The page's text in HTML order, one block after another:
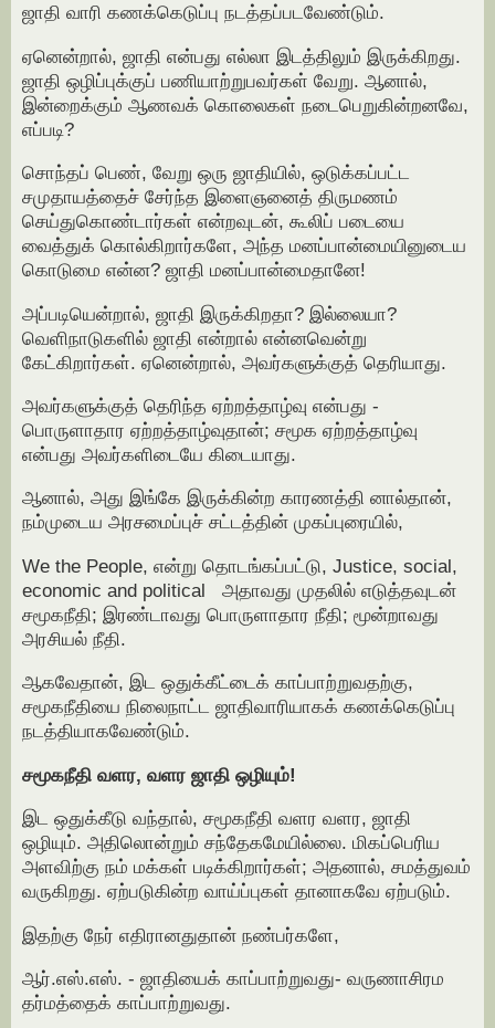
ஜாதி வாரி கணக்கெடுப்பு நடத்தப்படவேண்டும்.
ஏனென்றால், ஜாதி என்பது எல்லா இடத்திலும் இருக்கிறது.
ஜாதி ஒழிப்புக்குப் பணியாற்றுபவர்கள் வேறு. ஆனால்,
இன்றைக்கும் ஆணவக் கொலைகள் நடைபெறுகின்றனவே,
எப்படி?
சொந்தப் பெண், வேறு ஒரு ஜாதியில், ஒடுக்கப்பட்ட
சமுதாயத்தைச் சேர்ந்த இளைஞனைத் திருமணம்
செய்துகொண்டார்கள் என்றவுடன், கூலிப் படையை
வைத்துக் கொல்கிறார்களே, அந்த மனப்பான்மையினுடைய
கொடுமை என்ன? ஜாதி மனப்பான்மைதானே!
அப்படியென்றால், ஜாதி இருக்கிறதா? இல்லையா?
வெளிநாடுகளில் ஜாதி என்றால் என்னவென்று
கேட்கிறார்கள். ஏனென்றால், அவர்களுக்குத் தெரியாது.
அவர்களுக்குத் தெரிந்த ஏற்றத்தாழ்வு என்பது -
பொருளாதார ஏற்றத்தாழ்வுதான்; சமூக ஏற்றத்தாழ்வு
என்பது அவர்களிடையே கிடையாது.
ஆனால், அது இங்கே இருக்கின்ற காரணத்தி னால்தான்,
நம்முடைய அரசமைப்புச் சட்டத்தின் முகப்புரையில்,
We the People, என்று தொடங்கப்பட்டு, Justice, social,
economic and political அதாவது முதலில் எடுத்தவுடன்
சமூகநீதி; இரண்டாவது பொருளாதார நீதி; மூன்றாவது
அரசியல் நீதி.
ஆகவேதான், இட ஒதுக்கீட்டைக் காப்பாற்றுவதற்கு,
சமூகநீதியை நிலைநாட்ட ஜாதிவாரியாகக் கணக்கெடுப்பு
நடத்தியாகவேண்டும்.
சமூகநீதி வளர, வளர ஜாதி ஒழியும்!
இட ஒதுக்கீடு வந்தால், சமூகநீதி வளர வளர, ஜாதி
ஒழியும். அதிலொன்றும் சந்தேகமேயில்லை. மிகப்பெரிய
அளவிற்கு நம் மக்கள் படிக்கிறார்கள்; அதனால், சமத்துவம்
வருகிறது. ஏற்படுகின்ற வாய்ப்புகள் தானாகவே ஏற்படும்.
இதற்கு நேர் எதிரானதுதான் நண்பர்களே,
ஆர்.எஸ்.எஸ். - ஜாதியைக் காப்பாற்றுவது- வருணாசிரம
தர்மத்தைக் காப்பாற்றுவது.